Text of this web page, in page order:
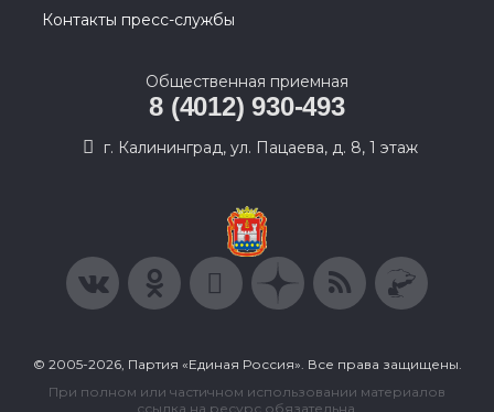
Контакты пресс-службы
Общественная приемная
8 (4012) 930-493
г. Калининград, ул. Пацаева, д. 8, 1 этаж
© 2005-2026, Партия «Единая Россия». Все права защищены.
При полном или частичном использовании материалов
ссылка на ресурс обязательна.